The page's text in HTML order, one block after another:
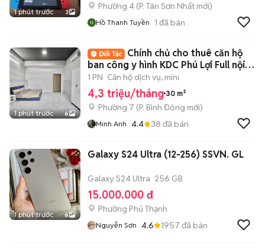
1 phút trước 3
Phường 4 (P. Tân Sơn Nhất mới)
Hồ Thanh Tuyền 1 đã bán
1 phút trước 6
Chính chủ cho thuê căn hộ
ban công y hình KDC Phú Lợi Full nội
thất
1 PN Căn hộ dịch vụ, mini
4,3 triệu/tháng 30 m²
Phường 7 (P. Bình Đông mới)
Minh Anh 4.4 38 đã bán
1 phút trước 6
Galaxy S24 Ultra (12-256) SSVN. GL
Galaxy S24 Ultra 256 GB
15.000.000 đ
Phường Phú Thạnh
Nguyễn Sơn 4.6 1957 đã bán